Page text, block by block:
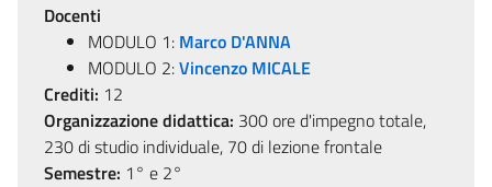
Docenti
MODULO 1: Marco D'ANNA
MODULO 2:Vincenzo MICALE
Crediti: 12
Organizzazione didattica: 300 ore d'impegno totale,
230 di studio individuale, 70 di lezione frontale
Semestre: 1° e 2°